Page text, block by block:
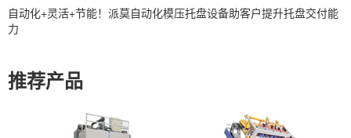
自动化+灵活+节能！派莫自动化模压托盘设备助客户提升托盘交付能
力
推荐产品